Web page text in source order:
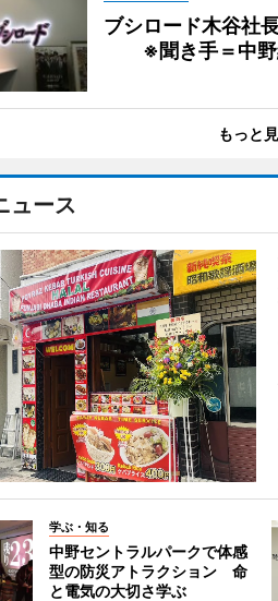
ブシロード木谷社
※聞き手＝中野
もっと
ュース
学ぶ・知る
中野セントラルパークで体感
型の防災アトラクション 命
と電気の大切さ学ぶ